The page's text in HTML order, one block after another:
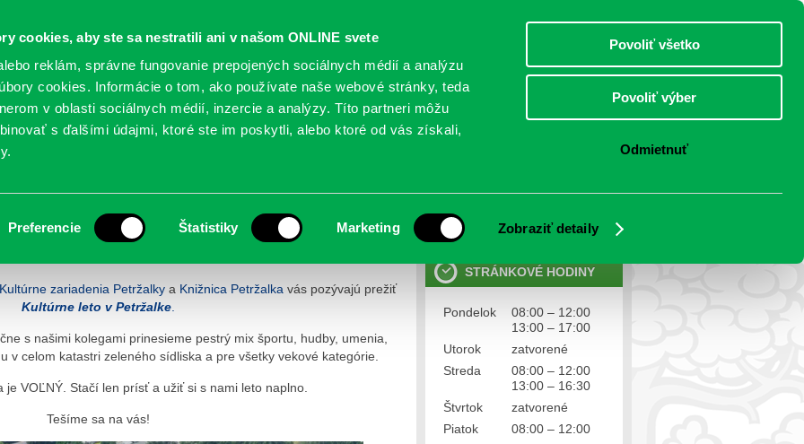
cookies, aby ste sa nestratili ani v našom ONLINE svete
reklám, správne fungovanie prepojených sociálnych médií a analýzu
cookies. Informácie o tom, ako používate naše webové stránky, teda
v oblasti sociálnych médií, inzercie a analýzy. Títo partneri môžu
s ďalšími údajmi, ktoré ste im poskytli, alebo ktoré od vás získali,
Preferencie Štatistiky Marketing Zobraziť detaily
Povoliť všetko
Povoliť výber
Odmietnuť
Oficiálne stránky
PETRŽALSKÉ KONTO
OBLASTI NOVINY MAPY TLAČIVÁ KONTAKTY
Ochrana osobných údajov
STRÁNKOVÉ HODINY
Pondelok
08:00 – 12:00
13:00 – 17:00
Utorok
zatvorené
Streda
08:00 – 12:00
13:00 – 16:30
Štvrtok
zatvorené
Piatok
08:00 – 12:00
2026
2026
zariadenia Petržalkya Knižnica Petržalka vás pozývajú prežiť
Kultúrne leto v Petržalke.
s našimi kolegami prinesieme pestrý mix športu, hudby, umenia,
v celom katastri zeleného sídliska a pre všetky vekové kategórie.
je VOĽNÝ. Stačí len prísť a užiť si s nami leto naplno.
Tešíme sa na vás!